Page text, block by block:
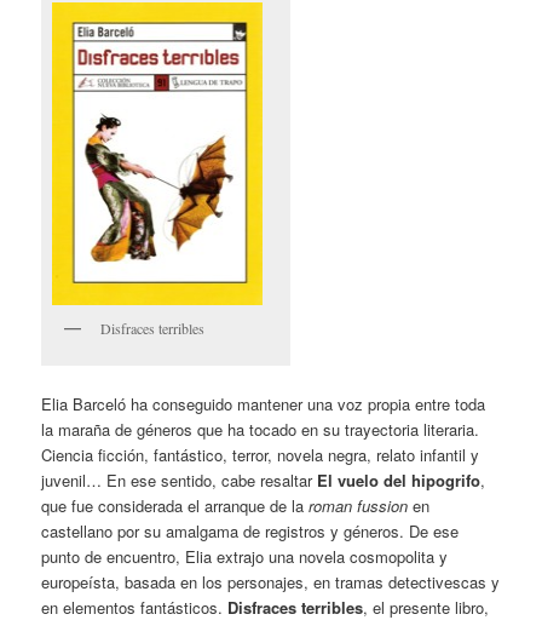
Disfraces terribles
Elia Barceló ha conseguido mantener una voz propia entre toda
la maraña de géneros que ha tocado en su trayectoria literaria.
Ciencia ficción, fantástico, terror, novela negra, relato infantil y
juvenil… En ese sentido, cabe resaltar El vuelo del hipogrifo,
que fue considerada el arranque de laroman fussion en
castellano por su amalgama de registros y géneros. De ese
punto de encuentro, Elia extrajo una novela cosmopolita y
europeísta, basada en los personajes, en tramas detectivescas y
en elementos fantásticos. Disfraces terribles, el presente libro,